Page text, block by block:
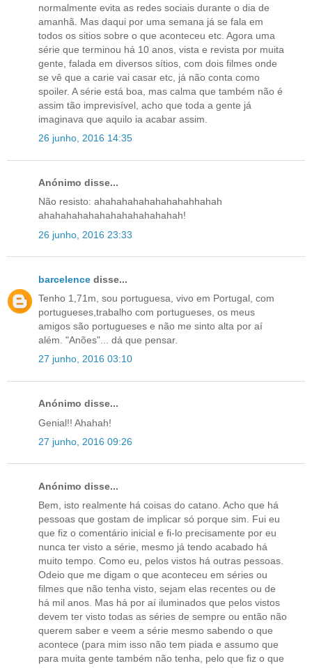
normalmente evita as redes sociais durante o dia de
amanhã. Mas daqui por uma semana já se fala em
todos os sitios sobre o que aconteceu etc. Agora uma
série que terminou há 10 anos, vista e revista por muita
gente, falada em diversos sítios, com dois filmes onde
se vê que a carie vai casar etc, já não conta como
spoiler. A série está boa, mas calma que também não é
assim tão imprevisível, acho que toda a gente já
imaginava que aquilo ia acabar assim.
26 junho, 2016 14:35
Anónimo disse...
Não resisto: ahahahahahahahahahhahah
ahahahahahahahahahahahahah!
26 junho, 2016 23:33
barcelence disse...
Tenho 1,71m, sou portuguesa, vivo em Portugal, com
portugueses,trabalho com portugueses, os meus
amigos são portugueses e não me sinto alta por aí
além. "Anões"... dá que pensar.
27 junho, 2016 03:10
Anónimo disse...
Genial!! Ahahah!
27 junho, 2016 09:26
Anónimo disse...
Bem, isto realmente há coisas do catano. Acho que há
pessoas que gostam de implicar só porque sim. Fui eu
que fiz o comentário inicial e fi-lo precisamente por eu
nunca ter visto a série, mesmo já tendo acabado há
muito tempo. Como eu, pelos vistos há outras pessoas.
Odeio que me digam o que aconteceu em séries ou
filmes que não tenha visto, sejam elas recentes ou de
há mil anos. Mas há por aí iluminados que pelos vistos
devem ter visto todas as séries de sempre ou então não
querem saber e veem a série mesmo sabendo o que
acontece (para mim isso não tem piada e assumo que
para muita gente também não tenha, pelo que fiz o que